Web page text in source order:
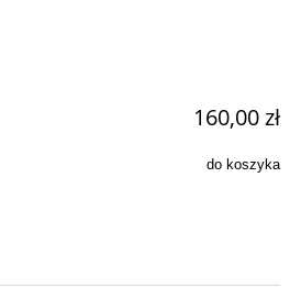
160,00 zł
do koszyka